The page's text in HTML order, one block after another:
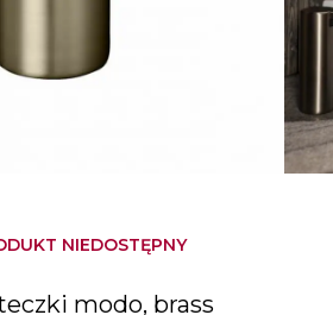
NIEDOSTĘPNY
modo, brass